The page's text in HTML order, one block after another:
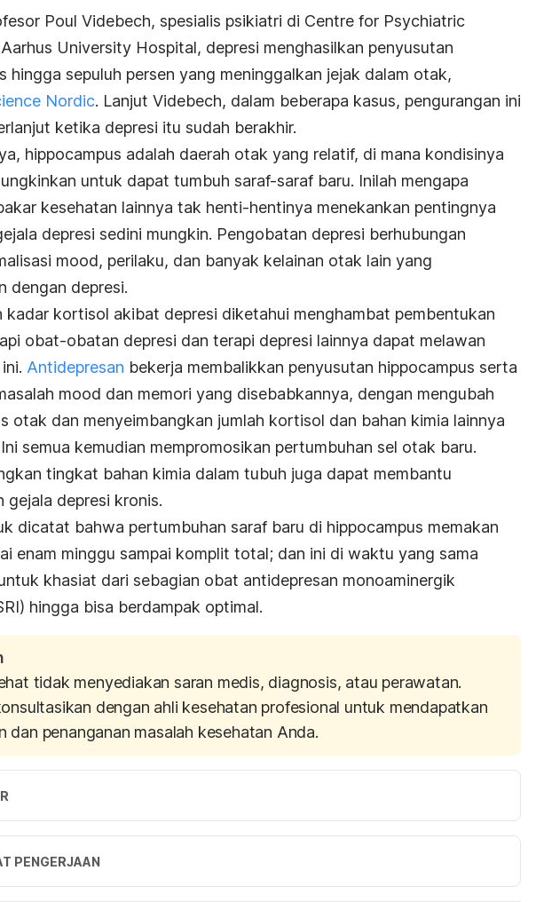
Poul Videbech, spesialis psikiatri di Centre for Psychiatric
University Hospital, depresi menghasilkan penyusutan
hingga sepuluh persen yang meninggalkan jejak dalam otak,
Nordic. Lanjut Videbech, dalam beberapa kasus, pengurangan ini
ketika depresi itu sudah berakhir.
hippocampus adalah daerah otak yang relatif, di mana kondisinya
untuk dapat tumbuh saraf-saraf baru. Inilah mengapa
kesehatan lainnya tak henti-hentinya menekankan pentingnya
depresi sedini mungkin. Pengobatan depresi berhubungan
mood, perilaku, dan banyak kelainan otak lain yang
dengan depresi.
kadar kortisol akibat depresi diketahui menghambat pembentukan
obat-obatan depresi dan terapi depresi lainnya dapat melawan
Antidepresan bekerja membalikkan penyusutan hippocampus serta
mood dan memori yang disebabkannya, dengan mengubah
otak dan menyeimbangkan jumlah kortisol dan bahan kimia lainnya
semua kemudian mempromosikan pertumbuhan sel otak baru.
tingkat bahan kimia dalam tubuh juga dapat membantu
gejala depresi kronis.
dicatat bahwa pertumbuhan saraf baru di hippocampus memakan
enam minggu sampai komplit total; dan ini di waktu yang sama
khasiat dari sebagian obat antidepresan monoaminergik
hingga bisa berdampak optimal.
tidak menyediakan saran medis, diagnosis, atau perawatan.
dengan ahli kesehatan profesional untuk mendapatkan
dan penanganan masalah kesehatan Anda.
3 Key Facts About Depression And Brain Damage: The Good News, Backed By Science
3-key-facts-about-depression-and-brain-damage-good-
science-408185
PENGERJAAN